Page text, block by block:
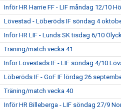
Inför HR Harrie FF - LIF måndag 12/10
Lövestad - Löberöds IF söndag 4
Inför HR LIF - Lunds SK tisdag 6/10
Träning/match vecka 41
Inför Lövestads IF - LIF söndag 4/10
Löberöds IF - GoF IF lördag 26
Träning/match vecka 40
Inför HR Billeberga - LIF söndag 27/9